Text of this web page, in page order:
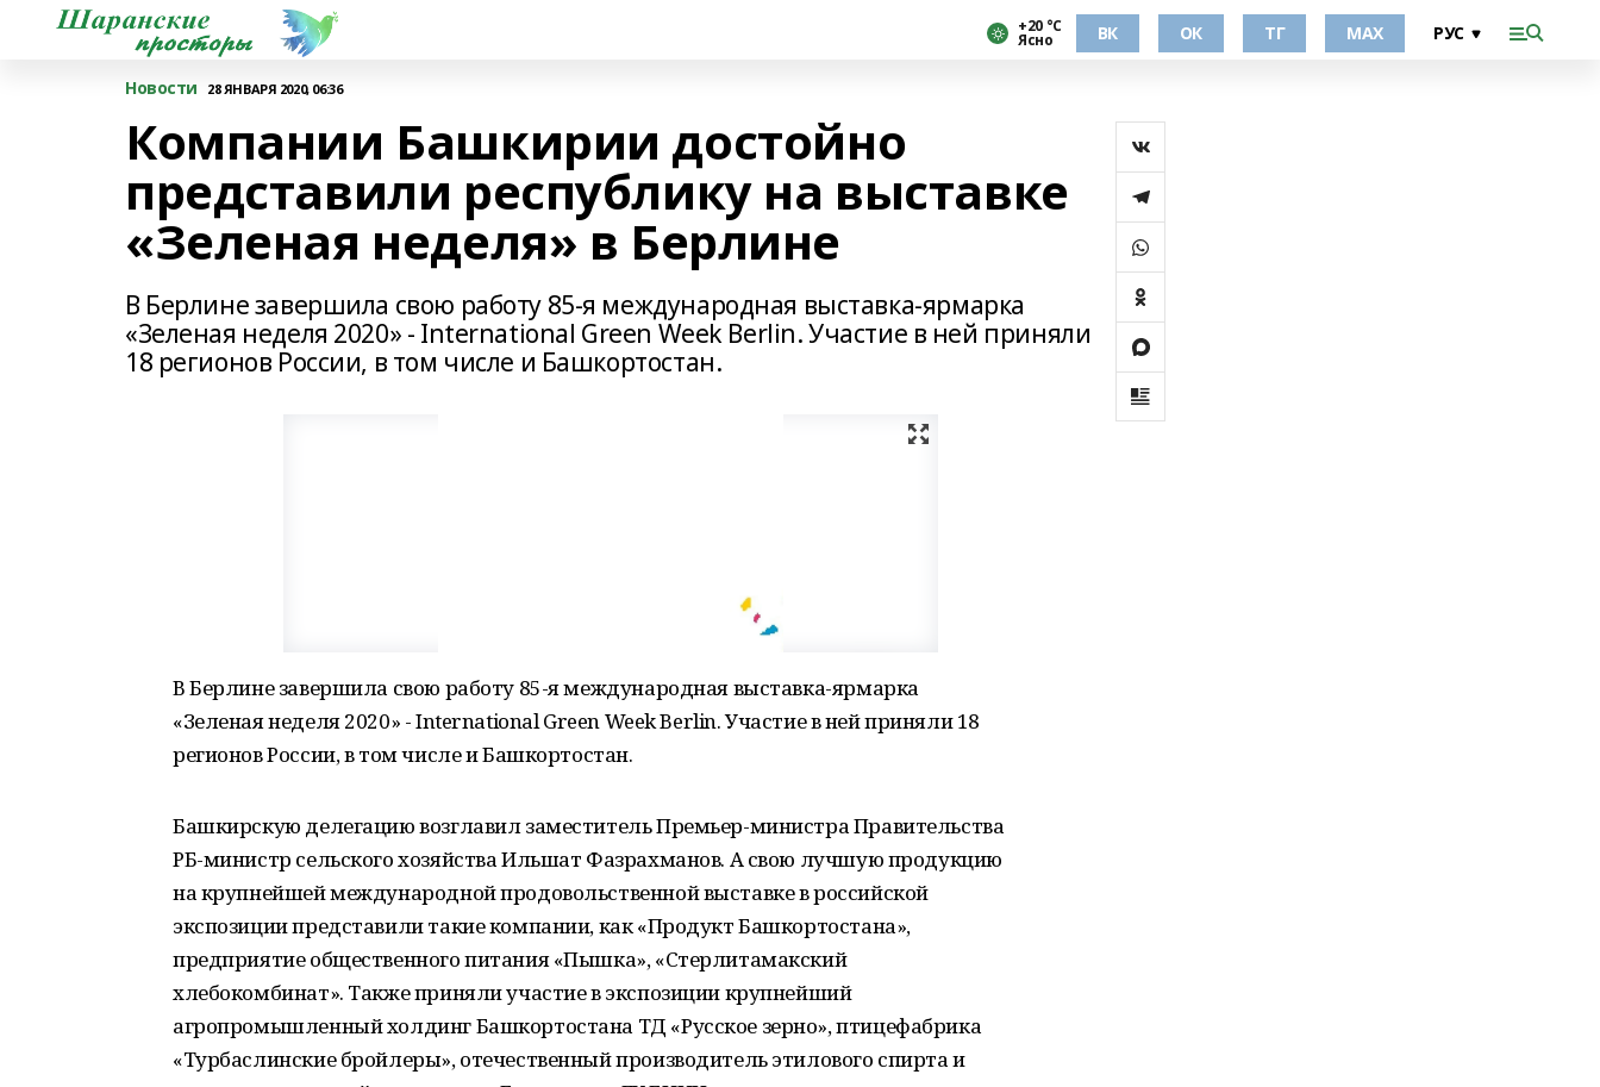
+20 °С
Ясно ВК ОК ТГ МАХ
Новости 28 ЯНВАРЯ 2020, 06:36
Компании Башкирии достойно
представили республику на выставке
«Зеленая неделя» в Берлине
В Берлине завершила свою работу 85-я международная выставка-ярмарка
«Зеленая неделя 2020» - International Green Week Berlin. Участие в ней приняли
18 регионов России, в том числе и Башкортостан.
В Берлине завершила свою работу 85-я международная выставка-ярмарка
«Зеленая неделя 2020» - International Green Week Berlin. Участие в ней приняли 18
регионов России, в том числе и Башкортостан.
Башкирскую делегацию возглавил заместитель Премьер-министра Правительства
РБ-министр сельского хозяйства Ильшат Фазрахманов. А свою лучшую продукцию
на крупнейшей международной продовольственной выставке в российской
экспозиции представили такие компании, как «Продукт Башкортостана»,
предприятие общественного питания «Пышка», «Стерлитамакский
хлебокомбинат». Также приняли участие в экспозиции крупнейший
агропромышленный холдинг Башкортостана ТД «Русское зерно», птицефабрика
«Турбаслинские бройлеры», отечественный производитель этилового спирта и